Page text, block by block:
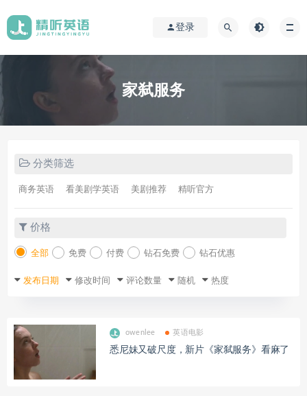
登录
家弑服务
分类筛选
商务英语 看美剧学英语 美剧推荐 精听官方
价格
全部 免费 付费 钻石免费 钻石优惠
发布日期 修改时间 评论数量 随机 热度
owenlee 英语电影
悉尼妹又破尺度，新片《家弑服务》看麻了